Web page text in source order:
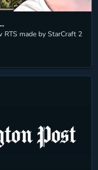
made by StarCraft 2